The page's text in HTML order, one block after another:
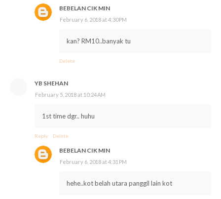
BEBELAN CIK MIN
February 6, 2018 at 4:30 PM
kan? RM10..banyak tu
Delete
YB SHEHAN
February 5, 2018 at 10:24 AM
1st time dgr.. huhu
Reply Delete
BEBELAN CIK MIN
February 6, 2018 at 4:31 PM
hehe..kot belah utara panggil lain kot